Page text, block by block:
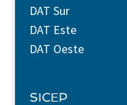
DAT Sur
DAT Este
DAT Oeste
SICEP